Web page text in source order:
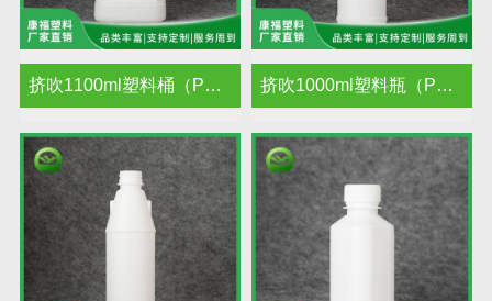
挤吹1100ml塑料桶（PE） 挤吹1000ml塑料瓶（PE）